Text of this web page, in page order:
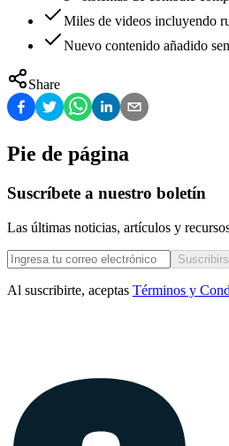
Miles de videos incluyendo
Nuevo contenido añadido
Share
Pie de página
Suscríbete a nuestro boletín
Las últimas noticias, artículos y
Al suscribirte, aceptas Términos y